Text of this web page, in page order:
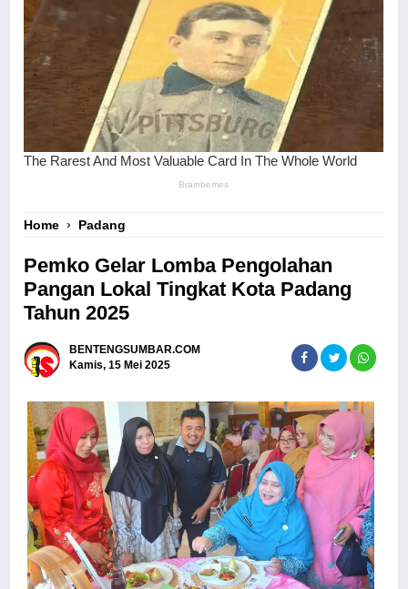
Home › Padang
Pemko Gelar Lomba Pengolahan
Pangan Lokal Tingkat Kota Padang
Tahun 2025
BENTENGSUMBAR.COM
Kamis, 15 Mei 2025